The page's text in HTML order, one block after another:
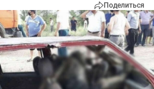
Поделиться